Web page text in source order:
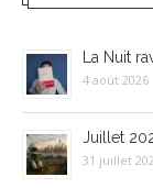
La Nuit
4 août 2026
Juillet
31 juillet